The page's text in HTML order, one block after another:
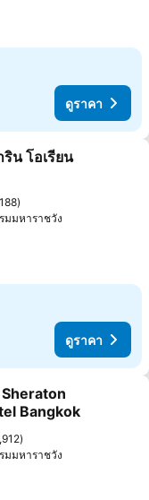
ดูราคา
การโปรด
น โอเรียน
มมหาราชวัง
ดูราคา
การโปรด
Bangkok
มมหาราชวัง